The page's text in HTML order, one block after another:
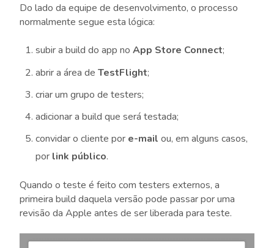
Do lado da equipe de desenvolvimento, o processo
normalmente segue esta lógica:
subir a build do app no App Store Connect;
abrir a área de TestFlight;
criar um grupo de testers;
adicionar a build que será testada;
convidar o cliente por e-mail ou, em alguns casos,
por link público.
Quando o teste é feito com testers externos, a
primeira build daquela versão pode passar por uma
revisão da Apple antes de ser liberada para teste.